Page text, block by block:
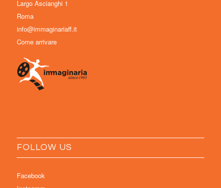
Largo Ascianghi 1
Roma
info@immaginariaff.it
Come arrivare
FOLLOW US
Facebook